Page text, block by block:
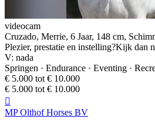
videocam
Cruzado, Merrie, 6 Jaar, 148 cm,
Plezier, prestatie en instelling?Kijk dan
V: nada
Springen · Endurance · Eventing ·
€ 5.000 tot € 10.000
€ 5.000 tot € 10.000

MP Olthof Horses BV